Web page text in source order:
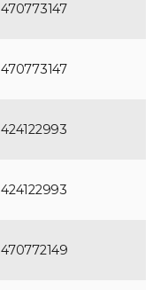
470773147
470773147
424122993
424122993
470772149